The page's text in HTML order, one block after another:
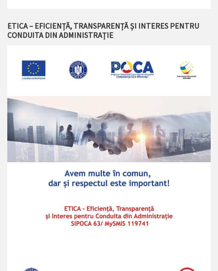
ETICA – EFICIENȚĂ, TRANSPARENȚĂ ȘI INTERES PENTRU
CONDUITA DIN ADMINISTRAȚIE